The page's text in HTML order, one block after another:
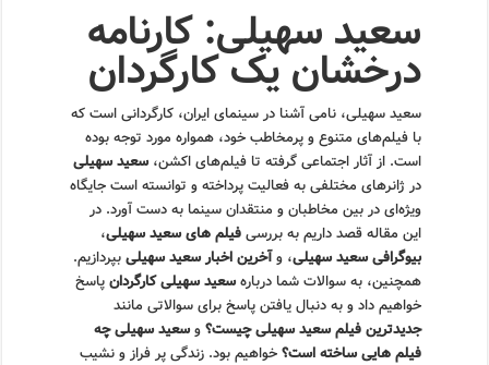
سعید سهیلی: کارنامه
درخشان یک کارگردان
سعید سهیلی، نامی آشنا در سینمای ایران، کارگردانی است که
با فیلم‌های متنوع و پرمخاطب خود، همواره مورد توجه بوده
است. از آثار اجتماعی گرفته تا فیلم‌های اکشن،سعید سهیلی
در ژانرهای مختلفی به فعالیت پرداخته و توانسته است جایگاه
ویژه‌ای در بین مخاطبان و منتقدان سینما به دست آورد. در
این مقاله قصد داریم به بررسیفیلم های سعید سهیلی،
بیوگرافی سعید سهیلی، وآخرین اخبار سعید سهیلیبپردازیم.
همچنین، به سوالات شما دربارهسعید سهیلی کارگردانپاسخ
خواهیم داد و به دنبال یافتن پاسخ برای سوالاتی مانند
جدیدترین فیلم سعید سهیلی چیست؟وسعید سهیلی چه
فیلم هایی ساخته است؟خواهیم بود. زندگی پر فراز و نشیب